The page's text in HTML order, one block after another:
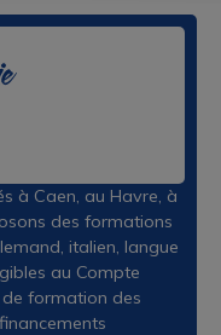
à Caen, au Havre, à
des formations
italien, langue
au Compte
formation des